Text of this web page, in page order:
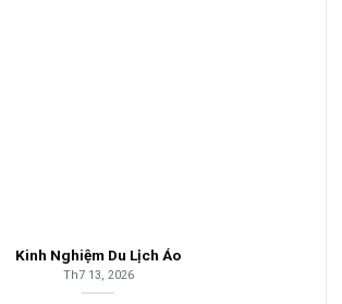
Kinh Nghiệm Du Lịch Áo
Th7 13, 2026